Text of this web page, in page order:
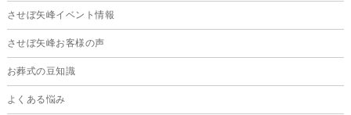
させぼ矢峰イベント情報
させぼ矢峰お客様の声
お葬式の豆知識
よくある悩み